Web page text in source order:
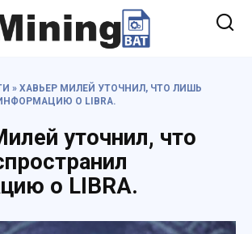
» ХАВЬЕР МИЛЕЙ УТОЧНИЛ, ЧТО ЛИШЬ
О LIBRA.
уточнил, что
о LIBRA.